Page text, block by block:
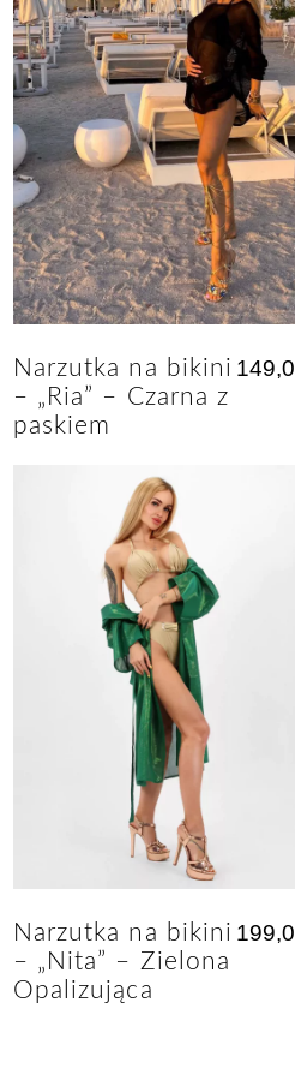
Narzutka na bikini
– „Ria” – Czarna z
paskiem
Narzutka na bikini
– „Nita” – Zielona
Opalizująca